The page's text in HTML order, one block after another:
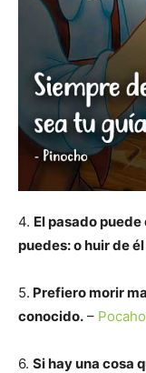
4. El pasado
puedes: o huir de
5. Prefiero morir
conocido. –
6. Si hay una cosa